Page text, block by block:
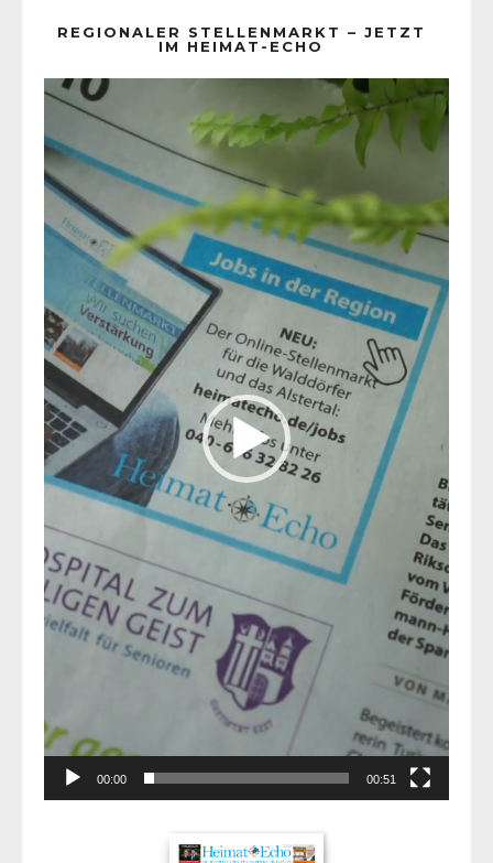
REGIONALER STELLENMARKT – JETZT
IM HEIMAT-ECHO
Player
00:00 00:51